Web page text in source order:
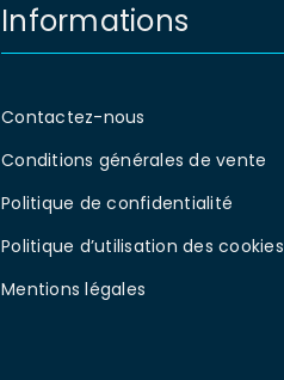
Informations
Contactez-nous
Conditions générales de vente
Politique de confidentialité
Politique d’utilisation des cookies
Mentions légales